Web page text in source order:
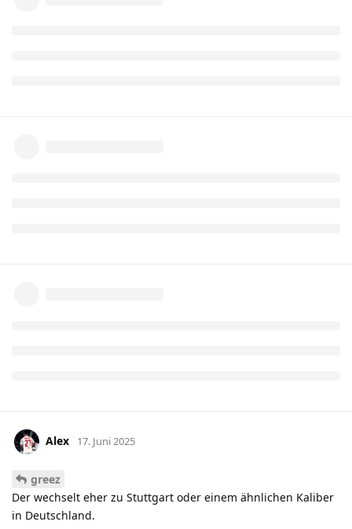
Alex 17. Juni 2025
greez
Der wechselt eher zu Stuttgart oder einem ähnlichen Kaliber
in Deutschland.